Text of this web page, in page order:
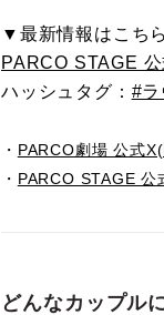
▼最新情報はこち
PARCO STAGE
ハッシュタグ： #ラ
・ PARCO劇場 公式
・ PARCO STAGE
どんなカップル